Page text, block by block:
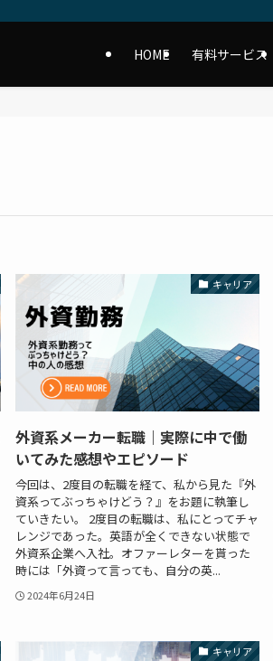
HOME 有料サービス
キャリア
外資系メーカー転職｜実際に中で働
いてみた感想やエピソード
今回は、2度目の転職を経て、私から見た『外
資系ってぶっちゃけどう？』をお題に執筆し
ていきたい。 2度目の転職は、私にとってチャ
レンジであった。英語が全くできない状態で
外資系企業へ入社。オファーレターを貰った
時には「外資って言っても、自分の英...
2024年6月24日
キャリア